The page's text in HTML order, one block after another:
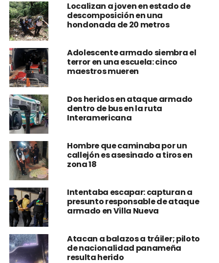
Localizan a joven en estado de
descomposición en una
hondonada de 20 metros
Adolescente armado siembra el
terror en una escuela: cinco
maestros mueren
Dos heridos en ataque armado
dentro de bus en la ruta
Interamericana
Hombre que caminaba por un
callejón es asesinado a tiros en
zona 18
Intentaba escapar: capturan a
presunto responsable de ataque
armado en Villa Nueva
Atacan a balazos a tráiler; piloto
de nacionalidad panameña
resulta herido